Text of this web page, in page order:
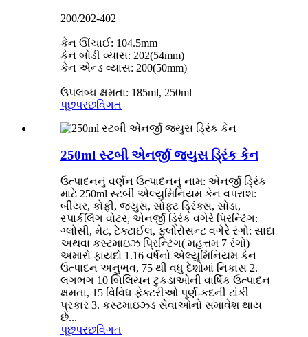
200/202-402
કેન ઊંચાઈ: 104.5mm
કેન બોડી વ્યાસ: 202(54mm)
કેન એન્ડ વ્યાસ: 200(50mm)
ઉપલબ્ધ ક્ષમતા: 185ml, 250ml
પૂછપરછવિગત
250ml સ્ટબી એનર્જી જ્યુસ ડ્રિંક કેન
ઉત્પાદનનું વર્ણન ઉત્પાદનનું નામ: એનર્જી ડ્રિંક
માટે 250ml સ્ટબી એલ્યુમિનિયમ કેન વપરાશ:
બીયર, કોફી, જ્યુસ, સોફ્ટ ડ્રિંક્સ, સોડા,
સ્પાર્કલિંગ વોટર, એનર્જી ડ્રિંક વગેરે પ્રિન્ટિંગ:
ગ્લોસી, મેટ, ટેક્ટાઈલ, ફ્લોરોસન્ટ વગેરે રંગો: સાદા
અથવા કસ્ટમાઇઝ પ્રિન્ટિંગ( મહત્તમ 7 રંગો)
અમારો ફાયદો 1.16 વર્ષનો એલ્યુમિનિયમ કેન
ઉત્પાદન અનુભવ, 75 થી વધુ દેશોમાં નિકાસ 2.
લગભગ 10 બિલિયન ટુકડાઓની વાર્ષિક ઉત્પાદન
ક્ષમતા, 15 વિવિધ ફેક્ટરીઓ પૂર્ણ-કદની ટાંકી
પ્રકાર 3. કસ્ટમાઇઝ્ડ સેવાઓનો સમાવેશ થાય
છે...
પૂછપરછવિગત